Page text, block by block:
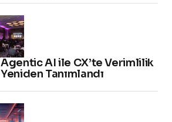
Agentic AI ile CX’te Verimlilik
Yeniden Tanımlandı